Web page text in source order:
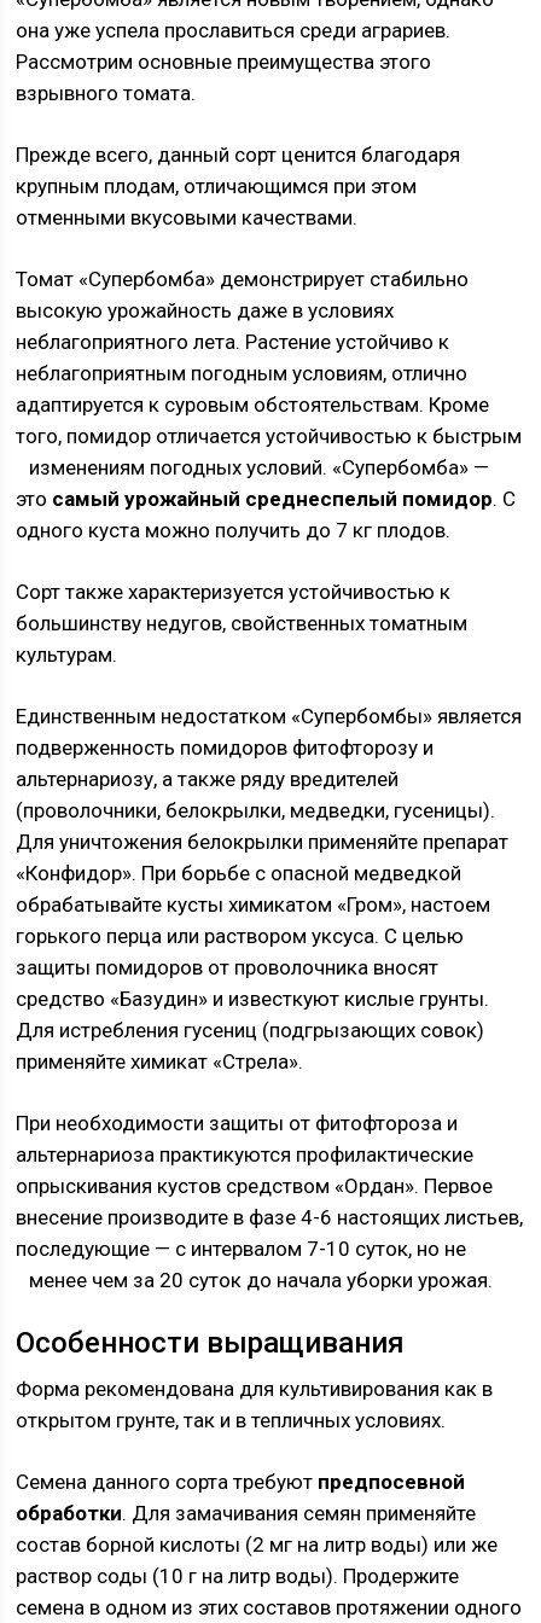
она уже успела прославиться среди аграриев.
Рассмотрим основные преимущества этого
взрывного томата.
Прежде всего, данный сорт ценится благодаря
крупным плодам, отличающимся при этом
отменными вкусовыми качествами.
Томат «Супербомба» демонстрирует стабильно
высокую урожайность даже в условиях
неблагоприятного лета. Растение устойчиво к
неблагоприятным погодным условиям, отлично
адаптируется к суровым обстоятельствам. Кроме
того, помидор отличается устойчивостью к быстрым
изменениям погодных условий. «Супербомба» —
это самый урожайный среднеспелый помидор. С
одного куста можно получить до 7 кг плодов.
Сорт также характеризуется устойчивостью к
большинству недугов, свойственных томатным
культурам.
Единственным недостатком «Супербомбы» является
подверженность помидоров фитофторозу и
альтернариозу, а также ряду вредителей
(проволочники, белокрылки, медведки, гусеницы).
Для уничтожения белокрылки применяйте препарат
«Конфидор». При борьбе с опасной медведкой
обрабатывайте кусты химикатом «Гром», настоем
горького перца или раствором уксуса. С целью
защиты помидоров от проволочника вносят
средство «Базудин» и известкуют кислые грунты.
Для истребления гусениц (подгрызающих совок)
применяйте химикат «Стрела».
При необходимости защиты от фитофтороза и
альтернариоза практикуются профилактические
опрыскивания кустов средством «Ордан». Первое
внесение производите в фазе 4-6 настоящих листьев,
последующие — с интервалом 7-10 суток, но не
менее чем за 20 суток до начала уборки урожая.
Особенности выращивания
Форма рекомендована для культивирования как в
открытом грунте, так и в тепличных условиях.
Семена данного сорта требуют предпосевной
обработки. Для замачивания семян применяйте
состав борной кислоты (2 мг на литр воды) или же
раствор соды (10 г на литр воды). Продержите
семена в одном из этих составов протяжении одного